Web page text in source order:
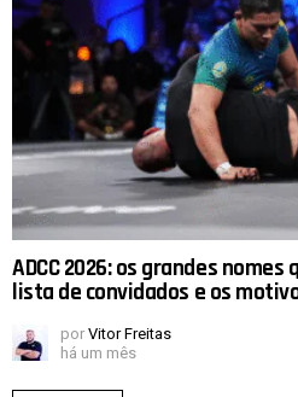
ADCC 2026: os grandes
lista de convidados e os
por Vitor Freitas
há um mês